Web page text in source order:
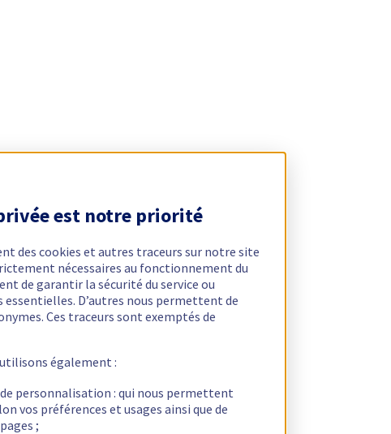
est notre priorité
des cookies et autres traceurs sur notre site
nécessaires au fonctionnement du
de garantir la sécurité du service ou
D’autres nous permettent de
Ces traceurs sont exemptés de
également :
personnalisation : qui nous permettent
vos préférences et usages ainsi que de
;